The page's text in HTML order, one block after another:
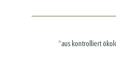
*aus kontrolliert